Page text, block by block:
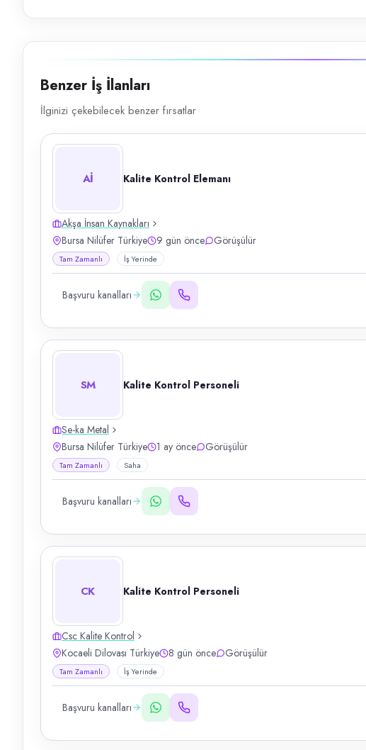
Benzer İş İlanları
İlginizi çekebilecek benzer fırsatlar
Aİ Kalite Kontrol Elemanı
Akşa İnsan Kaynakları
Bursa Nilüfer Türkiye
9 gün önce Görüşülür
Tam Zamanlı İş Yerinde
Başvuru kanalları
SM Kalite Kontrol Personeli
Se-ka Metal
Bursa Nilüfer Türkiye
1 ay önce Görüşülür
Tam Zamanlı Saha
Başvuru kanalları
CK Kalite Kontrol Personeli
Csc Kalite Kontrol
Kocaeli Dilovası Türkiye
8 gün önce Görüşülür
Tam Zamanlı İş Yerinde
Başvuru kanalları